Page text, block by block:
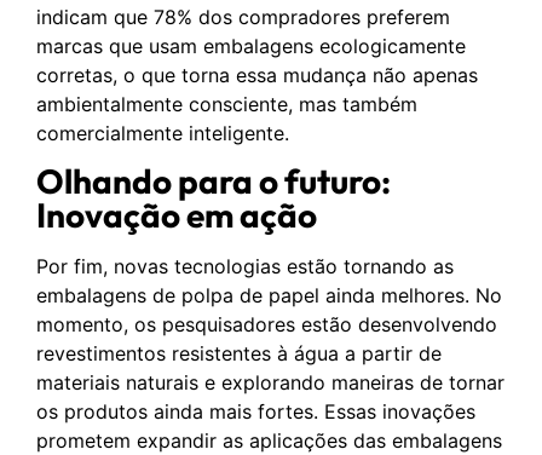
indicam que 78% dos compradores preferem
marcas que usam embalagens ecologicamente
corretas, o que torna essa mudança não apenas
ambientalmente consciente, mas também
comercialmente inteligente.
Olhando para o futuro:
Inovação em ação
Por fim, novas tecnologias estão tornando as
embalagens de polpa de papel ainda melhores. No
momento, os pesquisadores estão desenvolvendo
revestimentos resistentes à água a partir de
materiais naturais e explorando maneiras de tornar
os produtos ainda mais fortes. Essas inovações
prometem expandir as aplicações das embalagens